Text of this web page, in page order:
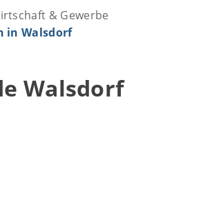
& Gewerbe
in Walsdorf
Walsdorf